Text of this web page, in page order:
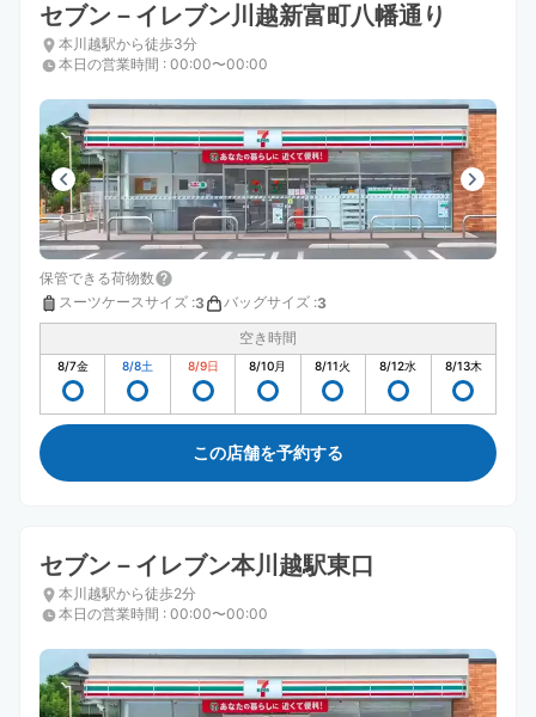
セブン－イレブン川越新富町八幡通り
本川越駅から徒歩3分
本日の営業時間 : 00:00〜00:00
保管できる荷物数
スーツケースサイズ :3 バッグサイズ :3
空き時間
8/7金 8/8土 8/9日 8/10月 8/11火 8/12水 8/13木
この店舗を予約する
セブン－イレブン本川越駅東口
本川越駅から徒歩2分
本日の営業時間 : 00:00〜00:00